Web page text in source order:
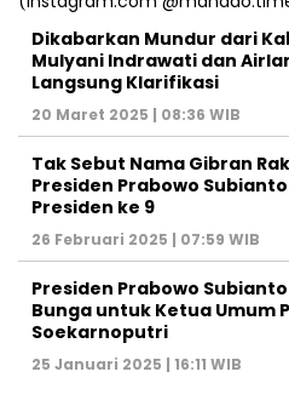
Dikabarkan Mundur dari
Mulyani Indrawati dan
Langsung Klarifikasi
20 Maret 2025 | 08:36 WIB
Tak Sebut Nama Gibran
Presiden Prabowo
Presiden ke 9
26 Februari 2025 | 07:59 WIB
Presiden Prabowo
Bunga untuk Ketua Umum
Soekarnoputri
25 Januari 2025 | 16:11 WIB